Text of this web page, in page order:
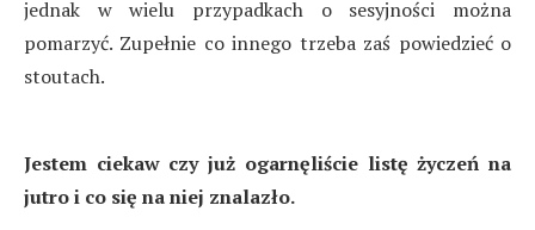
jednak w wielu przypadkach o sesyjności można
pomarzyć. Zupełnie co innego trzeba zaś powiedzieć o
stoutach.
Jestem ciekaw czy już ogarnęliście listę życzeń na
jutro i co się na niej znalazło.